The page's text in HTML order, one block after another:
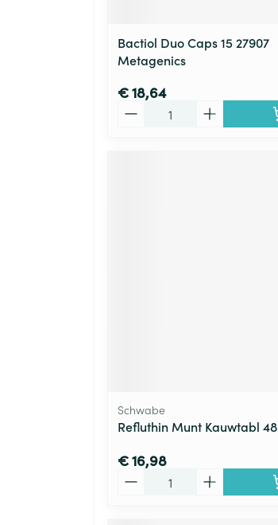
Bactiol Duo Caps 15 27907
Metagenics
€ 18,64
Schwabe
Refluthin Munt Kauwtabl 48
€ 16,98